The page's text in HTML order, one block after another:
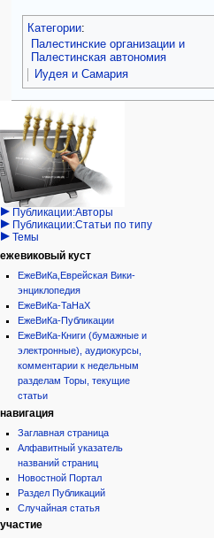
Категории:
Палестинские организации и
Палестинская автономия
Иудея и Самария
Навигация
персональные инструменты
войти
запрос
учётной
записи
категории
Израиль:Страна и
государство
Иудаизм
Народ
Проекты
Проекты/Участники/
дополнения
Публикации:Авторы
Публикации:Статьи по типу
Темы
ежевиковый куст
ЕжеВиКа,Еврейская Вики-
энциклопедия
ЕжеВиКа-ТаНаХ
ЕжеВиКа-Публикации
ЕжеВиКа-Книги (бумажные и
электронные), аудиокурсы,
комментарии к недельным
разделам Торы, текущие
статьи
навигация
Заглавная страница
Алфавитный указатель
названий страниц
Новостной Портал
Раздел Публикаций
Случайная статья
участие